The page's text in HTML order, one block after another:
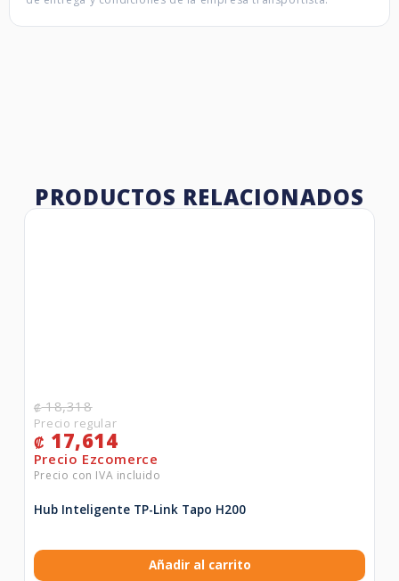
PRODUCTOS RELACIONADOS
₡18,318
₡ 17,614
Hub Inteligente TP-Link Tapo H200
Añadir al carrito